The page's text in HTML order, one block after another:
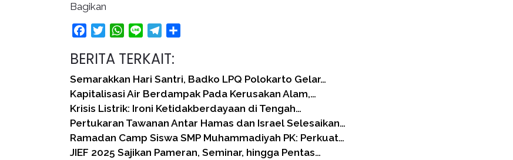
Bagikan
FacebookTwitterWhatsApp
Line Telegram
BERITA TERKAIT:
Semarakkan Hari Santri, Badko LPQ Polokarto Gelar…
Kapitalisasi Air Berdampak Pada Kerusakan Alam,…
Krisis Listrik: Ironi Ketidakberdayaan di Tengah…
Pertukaran Tawanan Antar Hamas dan Israel Selesaikan…
Ramadan Camp Siswa SMP Muhammadiyah PK: Perkuat…
JIEF 2025 Sajikan Pameran, Seminar, hingga Pentas…